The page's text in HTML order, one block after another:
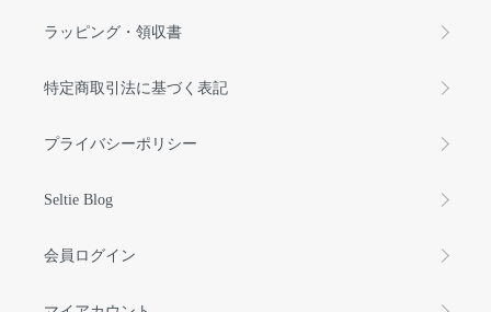
ラッピング・領収書
特定商取引法に基づく表記
プライバシーポリシー
Seltie Blog
会員ログイン